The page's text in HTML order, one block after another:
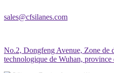
sales@cfsilanes.com
No.2, Dongfeng Avenue, Zone de
technologique de Wuhan, province